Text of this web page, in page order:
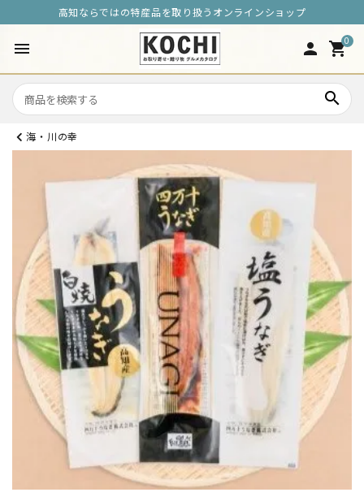
高知ならではの特産品を取り扱うオンラインショップ
menu person 0
shopping_cart
search
海・川の幸